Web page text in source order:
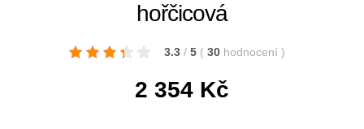
hořčicová
3.3 / 5 ( 30 hodnocení )
2 354 Kč